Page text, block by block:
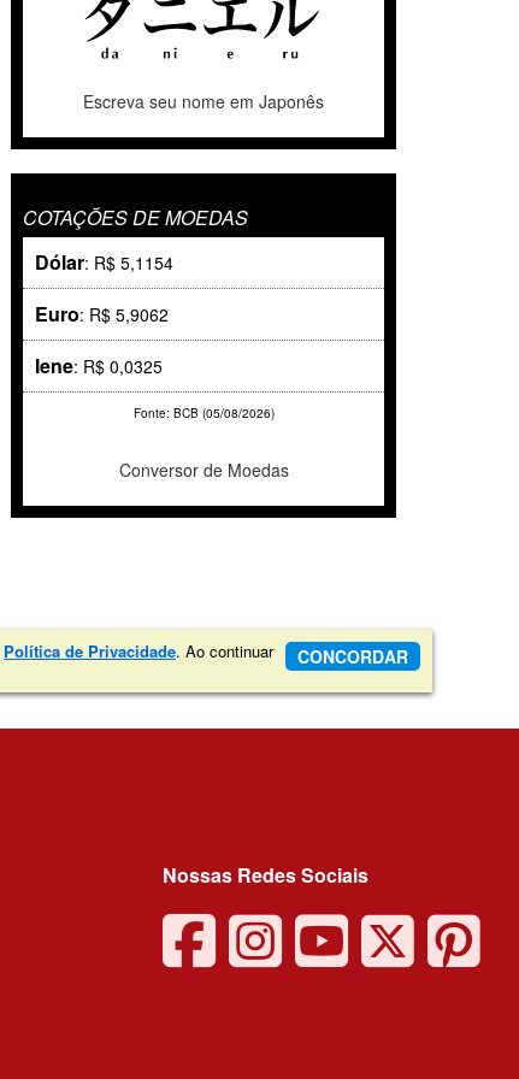
Escreva seu nome em Japonês
COTAÇÕES DE MOEDAS
Dólar: R$ 5,1154
Euro: R$ 5,9062
Iene: R$ 0,0325
Fonte: BCB (05/08/2026)
Conversor de Moedas
Política de Privacidade. Ao continuar
CONCORDAR
Nossas Redes Sociais
facebook